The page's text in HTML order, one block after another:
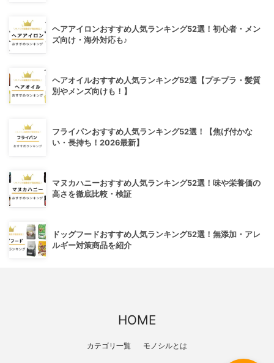
ヘアアイロンおすすめ人気ランキング52選！初心者・メン
ズ向け・海外対応も♪
ヘアオイルおすすめ人気ランキング52選【プチプラ・髪質
別やメンズ向けも！】
フライパンおすすめ人気ランキング52選！【焦げ付かな
い・長持ち！2026最新】
マヌカハニーおすすめ人気ランキング52選！味や栄養価の
高さを徹底比較・検証
ドッグフードおすすめ人気ランキング52選！無添加・アレ
ルギー対策商品を紹介
HOME
カテゴリ一覧 モノシルとは